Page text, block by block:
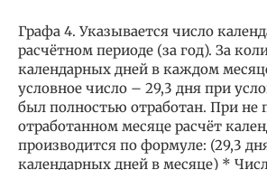
Графа 4. Указывается число
расчётном периоде (за год). За
календарных дней в каждом
условное число – 29,3 дня при
был полностью отработан. При не
отработанном месяце расчёт
производится по формуле: (29,3
календарных дней в месяце) *